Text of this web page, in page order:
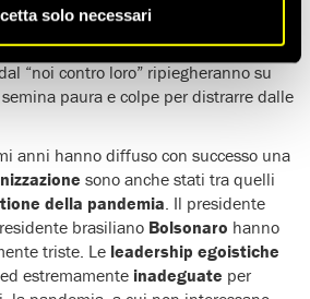
solo necessari
pubblica cederà il passo alla
i leader che sostengono una
“noi contro loro” ripiegheranno su
paura e colpe per distrarre dalle
anni hanno diffuso con successo una
sono anche stati tra quelli
della pandemia . Il presidente
brasiliano Bolsonaro hanno
triste. Le leadership egoistiche
ed estremamente inadeguate per